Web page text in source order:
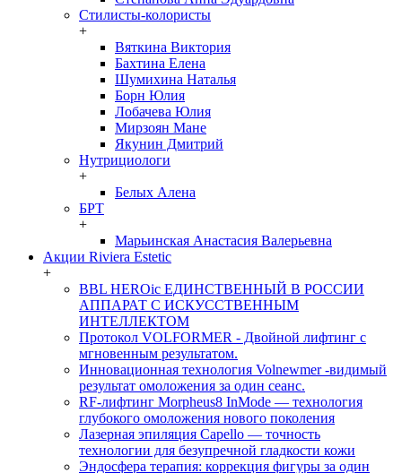
Стилисты-колористы
+
Вяткина Виктория
Бахтина Елена
Шумихина Наталья
Борн Юлия
Лобачева Юлия
Мирзоян Мане
Якунин Дмитрий
Нутрициологи
+
Белых Алена
БРТ
+
Марьинская Анастасия Валерьевна
Акции Riviera Estetic
+
BBL HEROic ЕДИНСТВЕННЫЙ В РОССИИ
АППАРАТ С ИСКУССТВЕННЫМ
ИНТЕЛЛЕКТОМ
Протокол VOLFORMER - Двойной лифтинг с
мгновенным результатом.
Инновационная технология Volnewmer -видимый
результат омоложения за один сеанс.
RF-лифтинг Morpheus8 InMode — технология
глубокого омоложения нового поколения
Лазерная эпиляция Capello — точность
технологии для безупречной гладкости кожи
Эндосфера терапия: коррекция фигуры за один